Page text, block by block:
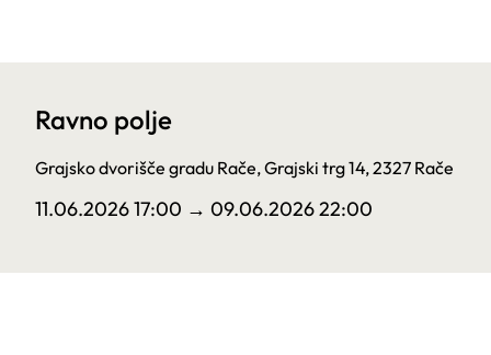
Ravno polje
Grajsko dvorišče gradu Rače, Grajski trg 14, 2327 Rače
11.06.2026 17:00 → 09.06.2026 22:00